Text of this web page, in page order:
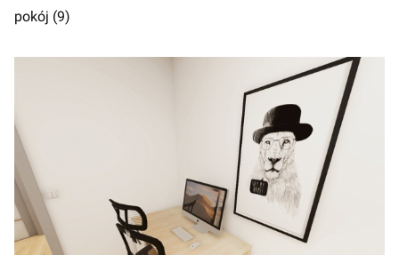
pokój (9)